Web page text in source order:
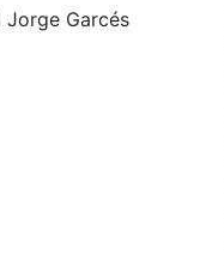
Garcés